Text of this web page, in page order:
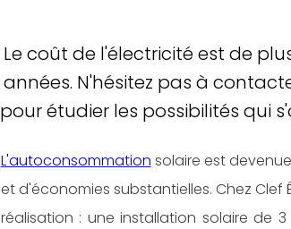
Le coût de l'électricité est de
années. N'hésitez pas à
pour étudier les possibilités qui
L'autoconsommation solaire est
et d'économies substantielles. Chez Clef
réalisation : une installation solaire de